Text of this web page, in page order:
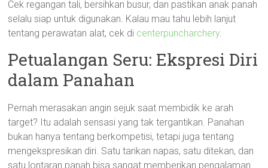
Cek regangan tali, bersihkan busur, dan pastikan anak panah
selalu siap untuk digunakan. Kalau mau tahu lebih lanjut
tentang perawatan alat, cek di centerpuncharchery.
Petualangan Seru: Ekspresi Diri
dalam Panahan
Pernah merasakan angin sejuk saat membidik ke arah
target? Itu adalah sensasi yang tak tergantikan. Panahan
bukan hanya tentang berkompetisi, tetapi juga tentang
mengekspresikan diri. Satu tarikan napas, satu ditekan, dan
satu lontaran panah bisa sangat memberikan pengalaman